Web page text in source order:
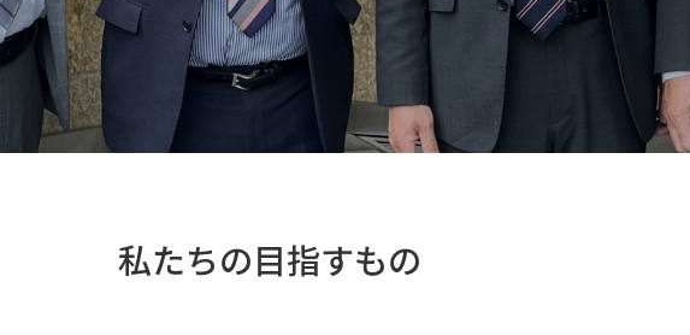
私たちの目指すもの